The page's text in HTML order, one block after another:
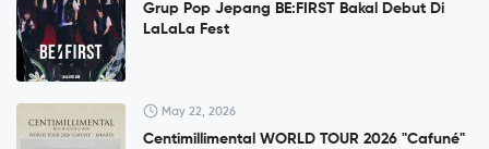
Grup Pop Jepang BE:FIRST Bakal Debut Di
LaLaLa Fest
May 22, 2026
Centimillimental WORLD TOUR 2026 "Cafuné"